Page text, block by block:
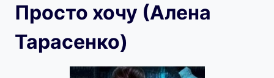
Просто хочу (Алена
Тарасенко)